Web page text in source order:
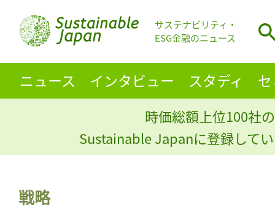
サステナビリティ・
ESG金融のニュース
ニュース インタビュー スタディ
時価総額上位100社
Sustainable Japanに登録して
戦略